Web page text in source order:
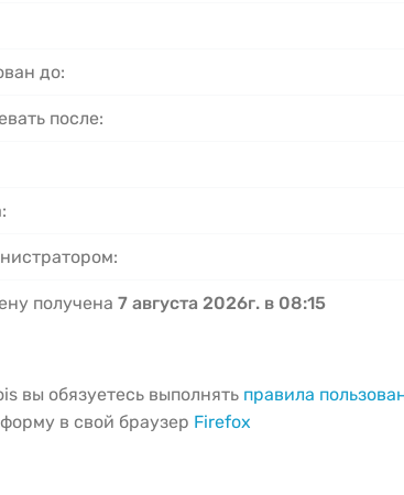
до:
после:
получена 7 августа 2026г. в 08:15
вы обязуетесь выполнять правила
в свой браузер Firefox